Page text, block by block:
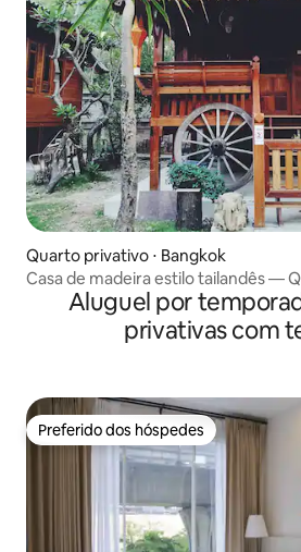
Quarto privativo ⋅ Bangkok
Casa de madeira estilo tailandês —
Aluguel por
privativas com
Preferido dos hóspedes
Preferido dos hóspedes